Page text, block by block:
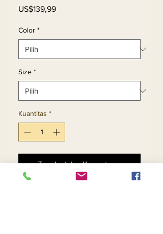
US$139,99Harga
Color *
Size *
Kuantitas *
Tambah ke Keranjang